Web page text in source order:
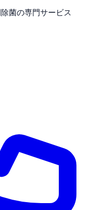
菌の専門サービス